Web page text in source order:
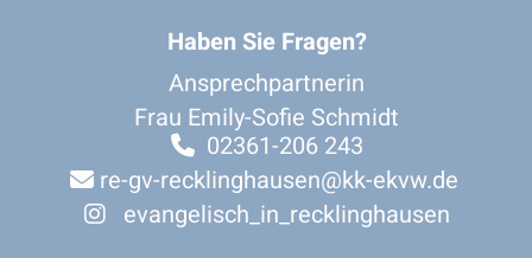
Haben Sie Fragen?
Ansprechpartnerin
Frau Emily-Sofie Schmidt
02361-206 243
re-gv-recklinghausen@kk-ekvw.de
 evangelisch_in_recklinghausen